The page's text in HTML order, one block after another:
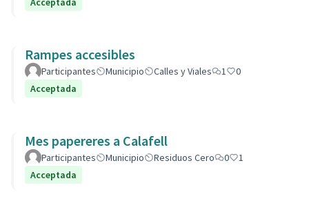
Rampes accesibles
Participantes Municipio Calles y Viales 1
0
Acceptada
Mes papereres a Calafell
Participantes Municipio Residuos Cero 0
1
Acceptada